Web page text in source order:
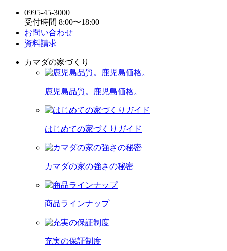
0995-45-3000
受付時間 8:00〜18:00
お問い合わせ
資料請求
カマダの家づくり
鹿児島品質。鹿児島価格。
はじめての家づくりガイド
カマダの家の強さの秘密
商品ラインナップ
充実の保証制度